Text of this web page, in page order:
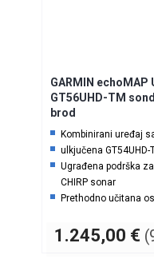
GARMIN echoMAP
GT56UHD-TM
brod
Kombinirani uređaj
ulkjučena GT54UHD-
Ugrađena podrška
CHIRP sonar
Prethodno učitana
Contours
1.245,00 €